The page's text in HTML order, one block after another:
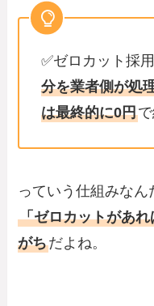
✅ゼロカット採
分を業者側が処
は最終的に0円
っていう仕組みなん
「ゼロカットがあ
がちだよね。